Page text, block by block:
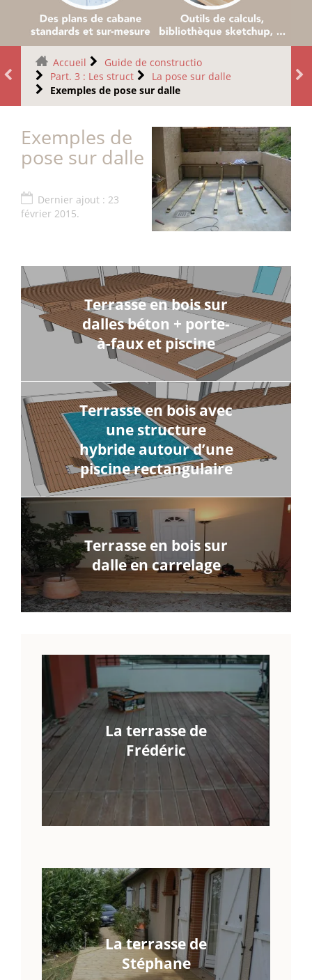
Accueil
Guide de constructio
Part. 3 : Les struct
La pose sur dalle
Exemples de pose sur dalle
Exemples de
pose sur dalle
Dernier ajout : 23
février 2015.
Terrasse en bois sur
dalles béton + porte-
à-faux et piscine
Terrasse en bois avec
une structure
hybride autour d’une
piscine rectangulaire
Terrasse en bois sur
dalle en carrelage
La terrasse de
Frédéric
La terrasse de
Stéphane